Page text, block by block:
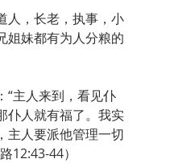
人，长老，执事，小
姐妹都有为人分粮的
“主人来到，看见仆
仆人就有福了。我实
主人要派他管理一切
12:43-44）